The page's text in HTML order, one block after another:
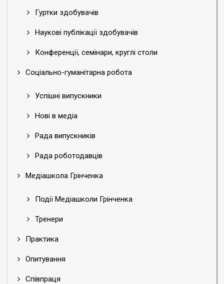
Гуртки здобувачів
Наукові публікації здобувачів
Конференції, семінари, круглі столи
Соціально-гуманітарна робота
Успішні випускники
Нові в медіа
Рада випускників
Рада роботодавців
Медіашкола Грінченка
Події Медіашколи Грінченка
Тренери
Практика
Опитування
Співпраця